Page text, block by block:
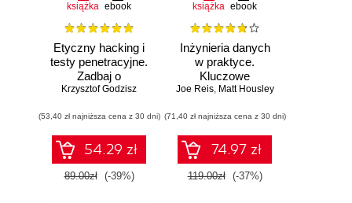
książka ebook
Etyczny hacking i
testy penetracyjne.
Zadbaj o
bezpieczeństwo
Krzysztof Godzisz
(53,40 zł najniższa cena z 30 dni)
54.29 zł
89.00zł (-39%)
książka ebook
Inżynieria danych
w praktyce.
Kluczowe
koncepcje i
technologie
Joe Reis, Matt Housley
(71,40 zł najniższa cena z 30 dni)
74.97 zł
119.00zł (-37%)